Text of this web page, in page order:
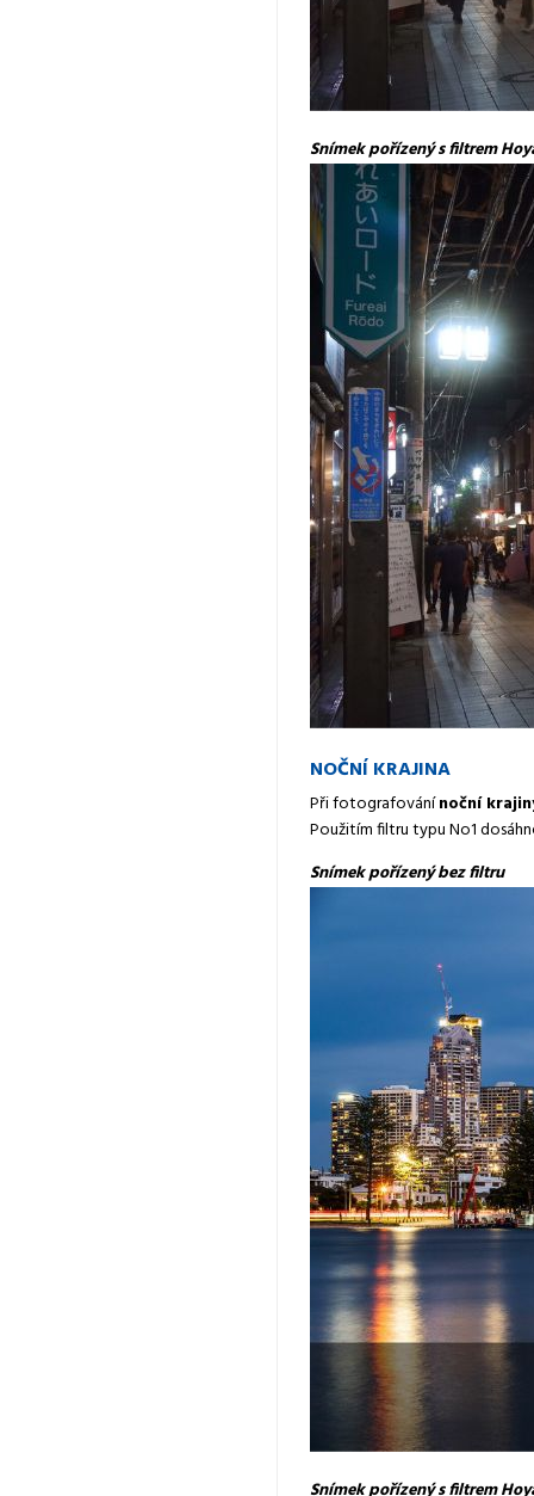
Snímek pořízený s filtrem
NOČNÍ KRAJINA
Při fotografovánínoční
Použitím filtru typu No1
Snímek pořízený bez filtru
Snímek pořízený s filtrem